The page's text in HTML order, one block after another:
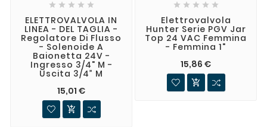
    
ELETTROVALVOLA IN
LINEA - DEL TAGLIA -
Regolatore Di Flusso
- Solenoide A
Baionetta 24V -
Ingresso 3/4" M -
Uscita 3/4” M
15,01 €

    
Elettrovalvola
Hunter Serie PGV Jar
Top 24 VAC Femmina
- Femmina 1"
15,86 €
